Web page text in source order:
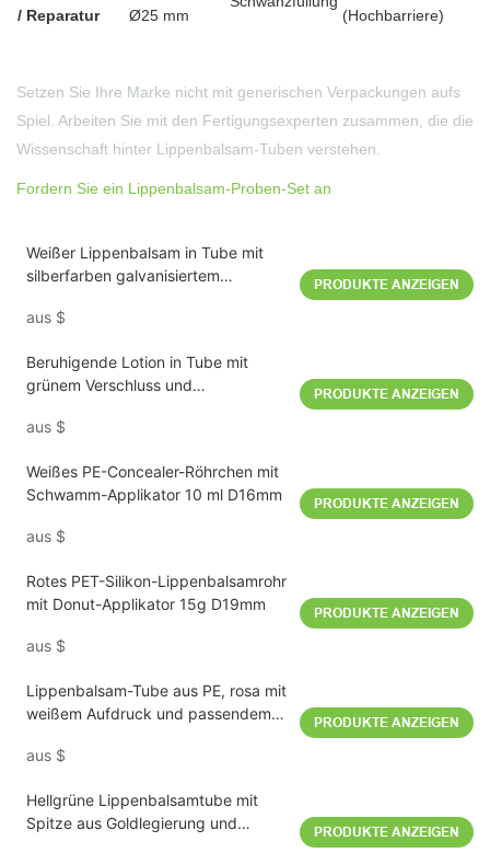
/ Reparatur Ø25 mm
(Hochbarriere)
Setzen Sie Ihre Marke nicht mit generischen Verpackungen aufs
Spiel. Arbeiten Sie mit den Fertigungsexperten zusammen, die die
Wissenschaft hinter Lippenbalsam-Tuben verstehen.
Fordern Sie ein Lippenbalsam-Proben-Set an
Weißer Lippenbalsam in Tube mit
silberfarben galvanisiertem
PETG-Applikator, 10 ml
aus $
PRODUKTE ANZEIGEN
Beruhigende Lotion in Tube mit
grünem Verschluss und
aus $
PRODUKTE ANZEIGEN
Weißes PE-Concealer-Röhrchen mit
Schwamm-Applikator 10 ml D16mm
aus $
PRODUKTE ANZEIGEN
Rotes PET-Silikon-Lippenbalsamrohr
mit Donut-Applikator 15g D19mm
aus $
PRODUKTE ANZEIGEN
Lippenbalsam-Tube aus PE, rosa mit
weißem Aufdruck und passendem
aus $
PRODUKTE ANZEIGEN
Hellgrüne Lippenbalsamtube mit
Spitze aus Goldlegierung und
PRODUKTE ANZEIGEN